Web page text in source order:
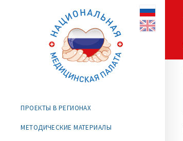
ПРОЕКТЫ В РЕГИОНАХ
МЕТОДИЧЕСКИЕ МАТЕРИАЛЫ